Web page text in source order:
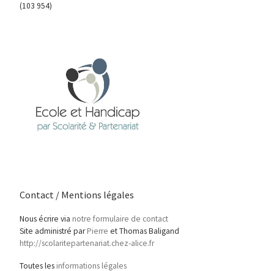
(103 954)
Contact / Mentions légales
Nous écrire via notre formulaire de contact
Site administré parPierre et Thomas Baligand
http://scolaritepartenariat.chez-alice.fr
Toutes les informations légales